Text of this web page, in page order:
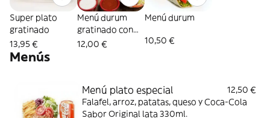
Super plato
gratinado
13,95 €
Menú durum
gratinado con
queso
12,00 €
Menú durum
10,50 €
Menús
Menú plato especial
12,50 €
Falafel, arroz, patatas, queso y Coca-Cola
Sabor Original lata 330ml.